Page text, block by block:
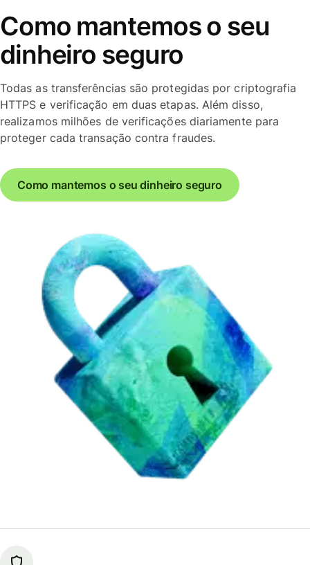
Como mantemos o seu
dinheiro seguro
Todas as transferências são protegidas por criptografia
HTTPS e verificação em duas etapas. Além disso,
realizamos milhões de verificações diariamente para
proteger cada transação contra fraudes.
Como mantemos o seu dinheiro seguro